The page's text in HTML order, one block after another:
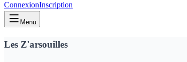
ConnexionInscription
Menu
Les Z'arsouilles